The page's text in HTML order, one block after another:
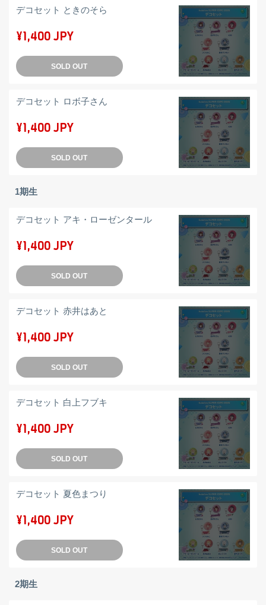
デコセット ときのそら
¥1,400 JPY
SOLD OUT
デコセット ロボ子さん
¥1,400 JPY
SOLD OUT
1期生
デコセット アキ・ローゼンタール
¥1,400 JPY
SOLD OUT
デコセット 赤井はあと
¥1,400 JPY
SOLD OUT
デコセット 白上フブキ
¥1,400 JPY
SOLD OUT
デコセット 夏色まつり
¥1,400 JPY
SOLD OUT
2期生